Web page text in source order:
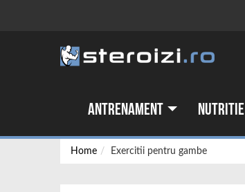
Antrenament Nutritie
Home Exercitii pentru gambe